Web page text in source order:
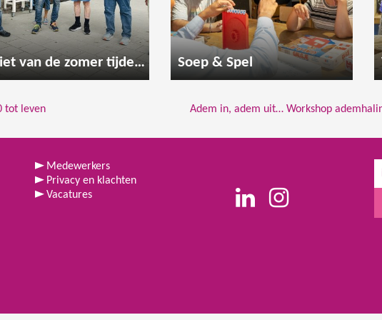
Geniet van de zomer tijdens een gezellige wandeling Soep & Spel
tot leven Adem in, adem uit… Workshop
Medewerkers
Privacy en klachten
Vacatures